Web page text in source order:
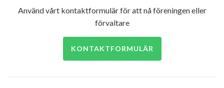
Använd vårt kontaktformulär för att nå föreningen eller
förvaltare
KONTAKTFORMULÄR